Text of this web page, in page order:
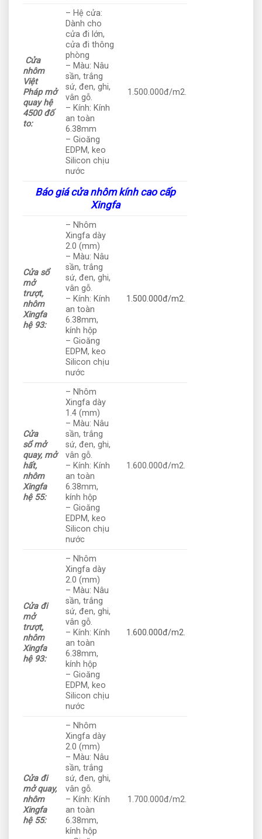
Cửa
nhôm
Việt
Pháp mở
quay hệ
4500 đố
to:
– Hệ cửa:
Dành cho
cửa đi lớn,
cửa đi thông
phòng
– Màu: Nâu
sần, trắng
sứ, đen, ghi,
vân gỗ.
– Kính: Kính
an toàn
6.38mm
– Gioăng
EDPM, keo
Silicon chịu
nước
1.500.000đ/m2.
Báo giá cửa nhôm kính cao cấp
Xingfa
Cửa sổ
mở
trượt,
nhôm
Xingfa
hệ 93:
– Nhôm
Xingfa dày
2.0 (mm)
– Màu: Nâu
sần, trắng
sứ, đen, ghi,
vân gỗ.
– Kính: Kính
an toàn
6.38mm,
kính hộp
– Gioăng
EDPM, keo
Silicon chịu
nước
1.500.000đ/m2.
Cửa
sổ mở
quay, mở
hất,
nhôm
Xingfa
hệ 55:
– Nhôm
Xingfa dày
1.4 (mm)
– Màu: Nâu
sần, trắng
sứ, đen, ghi,
vân gỗ.
– Kính: Kính
an toàn
6.38mm,
kính hộp
– Gioăng
EDPM, keo
Silicon chịu
nước
1.600.000đ/m2.
Cửa đi
mở
trượt,
nhôm
Xingfa
hệ 93:
– Nhôm
Xingfa dày
2.0 (mm)
– Màu: Nâu
sần, trắng
sứ, đen, ghi,
vân gỗ.
– Kính: Kính
an toàn
6.38mm,
kính hộp
– Gioăng
EDPM, keo
Silicon chịu
nước
1.600.000đ/m2.
Cửa đi
mở quay,
nhôm
Xingfa
hệ 55:
– Nhôm
Xingfa dày
2.0 (mm)
– Màu: Nâu
sần, trắng
sứ, đen, ghi,
vân gỗ.
– Kính: Kính
an toàn
6.38mm,
kính hộp
1.700.000đ/m2.